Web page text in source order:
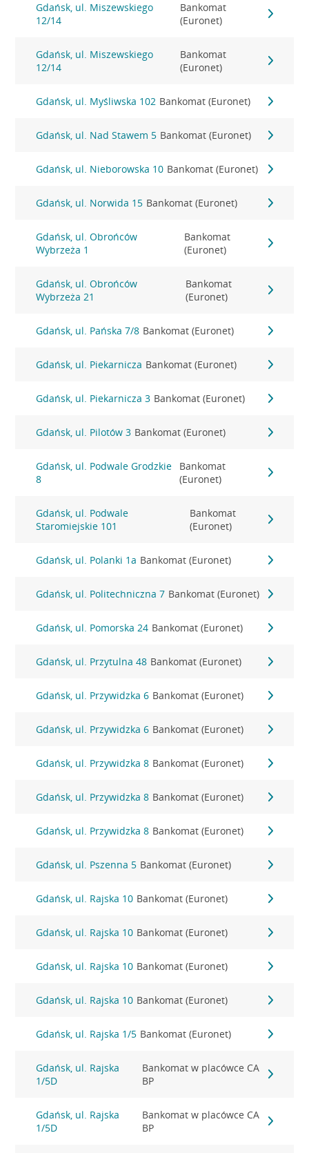
Gdańsk, ul. Miszewskiego
12/14
Bankomat
(Euronet)
Gdańsk, ul. Miszewskiego
12/14
Bankomat
(Euronet)
Gdańsk, ul. Myśliwska 102 Bankomat (Euronet)
Gdańsk, ul. Nad Stawem 5 Bankomat (Euronet)
Gdańsk, ul. Nieborowska 10 Bankomat (Euronet)
Gdańsk, ul. Norwida 15 Bankomat (Euronet)
Gdańsk, ul. Obrońców
Wybrzeża 1
Bankomat
(Euronet)
Gdańsk, ul. Obrońców
Wybrzeża 21
Bankomat
(Euronet)
Gdańsk, ul. Pańska 7/8 Bankomat (Euronet)
Gdańsk, ul. Piekarnicza Bankomat (Euronet)
Gdańsk, ul. Piekarnicza 3 Bankomat (Euronet)
Gdańsk, ul. Pilotów 3 Bankomat (Euronet)
Gdańsk, ul. Podwale Grodzkie
8
Bankomat
(Euronet)
Gdańsk, ul. Podwale
Staromiejskie 101
Bankomat
(Euronet)
Gdańsk, ul. Polanki 1a Bankomat (Euronet)
Gdańsk, ul. Politechniczna 7 Bankomat (Euronet)
Gdańsk, ul. Pomorska 24 Bankomat (Euronet)
Gdańsk, ul. Przytulna 48 Bankomat (Euronet)
Gdańsk, ul. Przywidzka 6 Bankomat (Euronet)
Gdańsk, ul. Przywidzka 6 Bankomat (Euronet)
Gdańsk, ul. Przywidzka 8 Bankomat (Euronet)
Gdańsk, ul. Przywidzka 8 Bankomat (Euronet)
Gdańsk, ul. Przywidzka 8 Bankomat (Euronet)
Gdańsk, ul. Pszenna 5 Bankomat (Euronet)
Gdańsk, ul. Rajska 10 Bankomat (Euronet)
Gdańsk, ul. Rajska 10 Bankomat (Euronet)
Gdańsk, ul. Rajska 10 Bankomat (Euronet)
Gdańsk, ul. Rajska 10 Bankomat (Euronet)
Gdańsk, ul. Rajska 1/5 Bankomat (Euronet)
Gdańsk, ul. Rajska
1/5D
Bankomat w placówce CA
BP
Gdańsk, ul. Rajska
1/5D
Bankomat w placówce CA
BP